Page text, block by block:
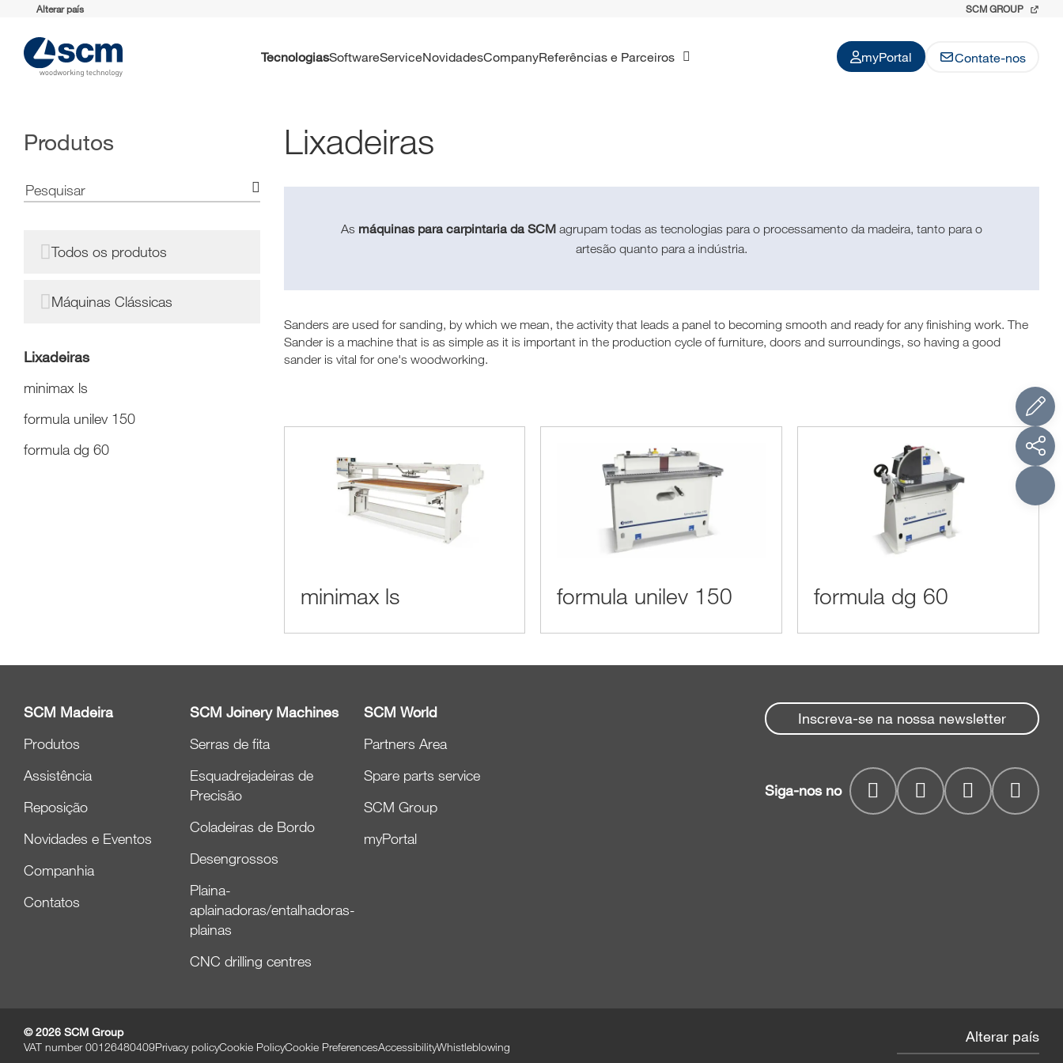
Alterar país SCM GROUP
Tecnologias Software Service Novidades Company Referências e Parceiros myPortal Contate-nos
Produtos
Todos os produtos
Máquinas Clássicas
Lixadeiras
minimax ls
formula unilev 150
formula dg 60
Lixadeiras
As máquinas para carpintaria da SCM agrupam todas as tecnologias para o processamento da madeira, tanto para o
artesão quanto para a indústria.
Sanders are used for sanding, by which we mean, the activity that leads a panel to becoming smooth and ready for any finishing work. The
Sander is a machine that is as simple as it is important in the production cycle of furniture, doors and surroundings, so having a good
sander is vital for one's woodworking.
minimax ls formula unilev 150 formula dg 60
SCM Madeira
Produtos
Assistência
Reposição
Novidades e Eventos
Companhia
Contatos
SCM Joinery Machines
Serras de fita
Esquadrejadeiras de
Precisão
Coladeiras de Bordo
Desengrossos
Plaina-
aplainadoras/entalhadoras-
plainas
CNC drilling centres
SCM World
Partners Area
Spare parts service
SCM Group
myPortal
Inscreva-se na nossa newsletter
Siga-nos no
© 2026 SCM Group
VAT number 00126480409Privacy policyCookie PolicyCookie PreferencesAccessibilityWhistleblowing
Alterar país